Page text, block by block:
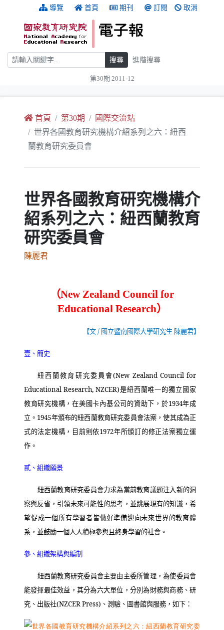
跳到主要內容 導覽 首頁 期刊 訂閱 取消
搜尋 搜尋 進階搜尋
第30期 2011-12
首頁 第30期
國際交流站
世界各國教育研究機構介紹系列之六：紐西
蘭教育研究委員會
世界各國教育研究機構介
紹系列之六：紐西蘭教育
研究委員會
陳麗君
（New Zealand Council for
Educational Research）
【文/ 國立暨南國際大學研究生 陳麗君】
壹、簡史
紐西蘭教育研究委員會(New Zealand Council for
Educational Research, NZCER)是紐西蘭唯一的獨立國家
教育研究機構，在美國卡內基公司的資助下，於1934年成
立。 1945年頒布的紐西蘭教育研究委員會法案，使其成為正
式的法定機構，目前則依1972年所頒訂的修正法案獨立運
作。
貳、組織願景
紐西蘭教育研究委員會力求為當前教育議題注入新的洞
察與反省，引領未來可能性的思考，並跳展現有的知識，希
望促成一個所有學習者皆做好準備迎向未來世界的教育體
系，並鼓勵一個人人積極參與且終身學習的社會。
參、組織架構與編制
紐西蘭教育研究委員會主要由主委所管理，為使委員會
能發揮最佳效益，其分為六大單位，分別為財務與商務、研
究、出版社(NZCER Press) 、測驗、圖書館與服務，如下：